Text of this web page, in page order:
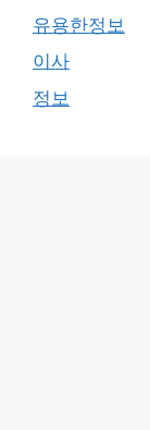
유용한정보
이사
정보